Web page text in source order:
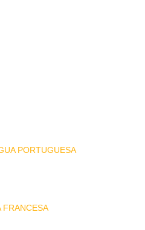
PORTUGUESA
FRANCESA